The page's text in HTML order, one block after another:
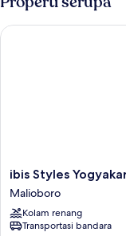
Room
ibis
Styles
Yogyakarta
Malioboro
ibis Styles
Malioboro
Kolam renang
Transportasi bandara
ibis Styles Yogyakarta